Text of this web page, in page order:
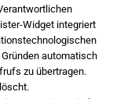
Widget integriert
automatisch
zu übertragen.